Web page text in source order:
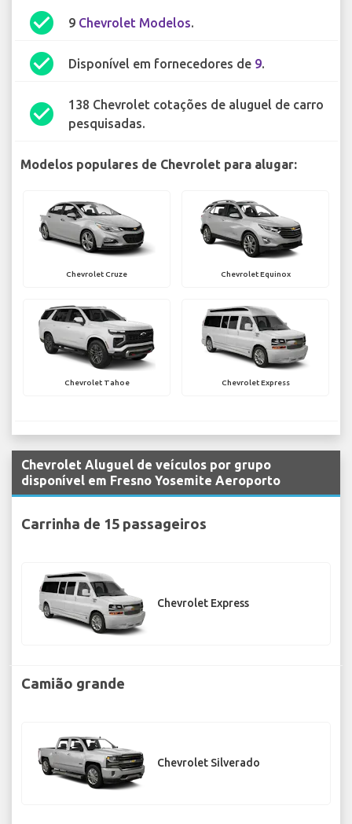
check_circle 9 Chevrolet Modelos.
check_circle Disponível em fornecedores de 9.
check_circle
138 Chevrolet cotações de aluguel de carro
pesquisadas.
Modelos populares de Chevrolet para alugar:
Chevrolet Cruze Chevrolet Equinox
Chevrolet Tahoe Chevrolet Express
Chevrolet Aluguel de veículos por grupo
disponível em Fresno Yosemite Aeroporto
Carrinha de 15 passageiros
Chevrolet Express
Camião grande
Chevrolet Silverado